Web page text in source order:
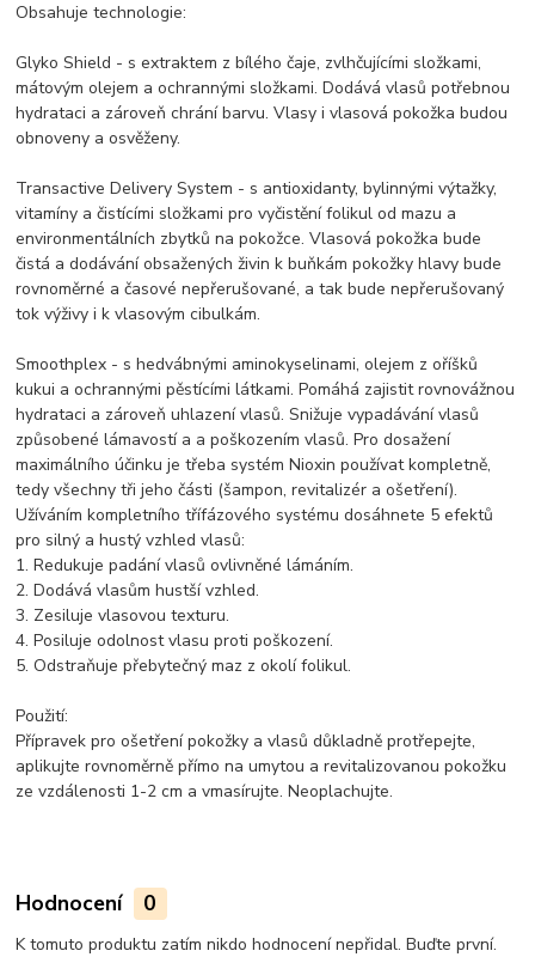
Obsahuje technologie:
Glyko Shield - s extraktem z bílého čaje, zvlhčujícími složkami,
mátovým olejem a ochrannými složkami. Dodává vlasů potřebnou
hydrataci a zároveň chrání barvu. Vlasy i vlasová pokožka budou
obnoveny a osvěženy.
Transactive Delivery System - s antioxidanty, bylinnými výtažky,
vitamíny a čistícími složkami pro vyčistění folikul od mazu a
environmentálních zbytků na pokožce. Vlasová pokožka bude
čistá a dodávání obsažených živin k buňkám pokožky hlavy bude
rovnoměrné a časové nepřerušované, a tak bude nepřerušovaný
tok výživy i k vlasovým cibulkám.
Smoothplex - s hedvábnými aminokyselinami, olejem z oříšků
kukui a ochrannými pěstícími látkami. Pomáhá zajistit rovnovážnou
hydrataci a zároveň uhlazení vlasů. Snižuje vypadávání vlasů
způsobené lámavostí a a poškozením vlasů. Pro dosažení
maximálního účinku je třeba systém Nioxin používat kompletně,
tedy všechny tři jeho části (šampon, revitalizér a ošetření).
Užíváním kompletního třífázového systému dosáhnete 5 efektů
pro silný a hustý vzhled vlasů:
1. Redukuje padání vlasů ovlivněné lámáním.
2. Dodává vlasům hustší vzhled.
3. Zesiluje vlasovou texturu.
4. Posiluje odolnost vlasu proti poškození.
5. Odstraňuje přebytečný maz z okolí folikul.
Použití:
Přípravek pro ošetření pokožky a vlasů důkladně protřepejte,
aplikujte rovnoměrně přímo na umytou a revitalizovanou pokožku
ze vzdálenosti 1-2 cm a vmasírujte. Neoplachujte.
Hodnocení 0
K tomuto produktu zatím nikdo hodnocení nepřidal. Buďte první.